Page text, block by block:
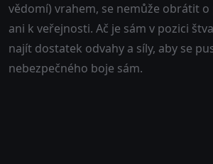
vědomí) vrahem, se nemůže obrátit
ani k veřejnosti. Ač je sám v pozici
najít dostatek odvahy a síly, aby se
nebezpečného boje sám.